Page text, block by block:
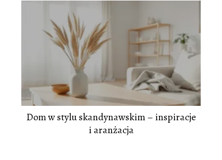
Dom w stylu skandynawskim – inspiracje
i aranżacja